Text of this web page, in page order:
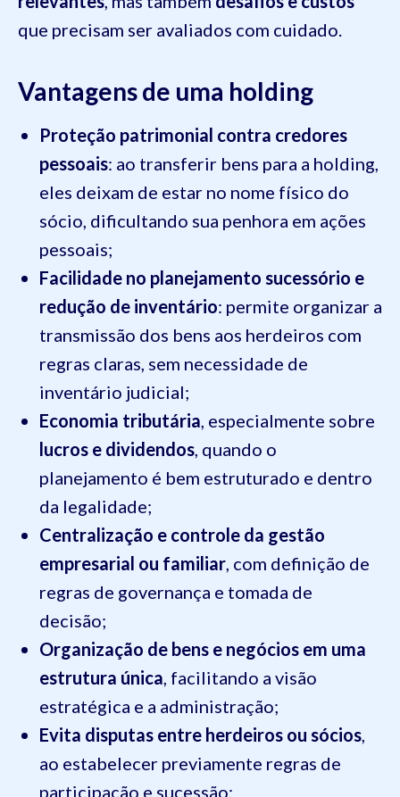
que precisam ser avaliados com cuidado.
Vantagens de uma holding
Proteção patrimonial contra credores
pessoais: ao transferir bens para a holding,
eles deixam de estar no nome físico do
sócio, dificultando sua penhora em ações
pessoais;
Facilidade no planejamento sucessório e
redução de inventário: permite organizar a
transmissão dos bens aos herdeiros com
regras claras, sem necessidade de
inventário judicial;
Economia tributária , especialmente sobre
lucros e dividendos , quando o
planejamento é bem estruturado e dentro
da legalidade;
Centralização e controle da gestão
empresarial ou familiar , com definição de
regras de governança e tomada de
decisão;
Organização de bens e negócios em uma
estrutura única , facilitando a visão
estratégica e a administração;
Evita disputas entre herdeiros ou sócios
ao estabelecer previamente regras de
participação e sucessão;